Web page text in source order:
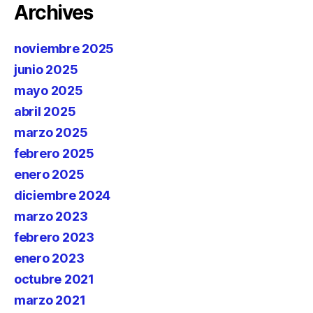
Archives
noviembre 2025
junio 2025
mayo 2025
abril 2025
marzo 2025
febrero 2025
enero 2025
diciembre 2024
marzo 2023
febrero 2023
enero 2023
octubre 2021
marzo 2021